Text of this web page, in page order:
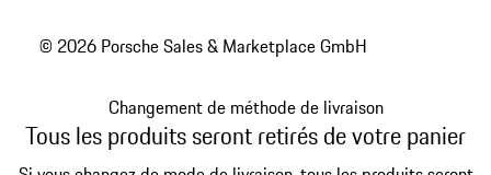
© 2026 Porsche Sales & Marketplace GmbH
Changement de méthode de livraison
Tous les produits seront retirés de votre panier